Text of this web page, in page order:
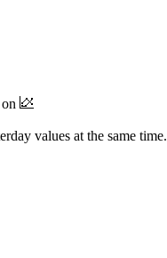
values at the same time.